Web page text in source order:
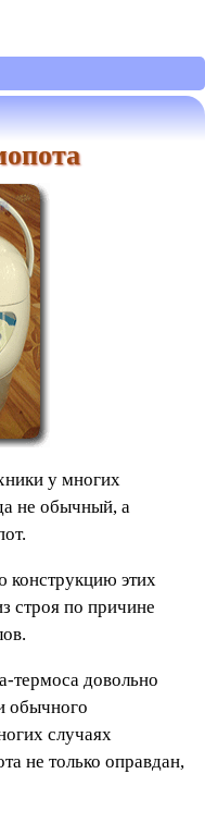
у многих
не обычный, а
конструкцию этих
строя по причине
термоса довольно
обычного
случаях
не только оправдан,